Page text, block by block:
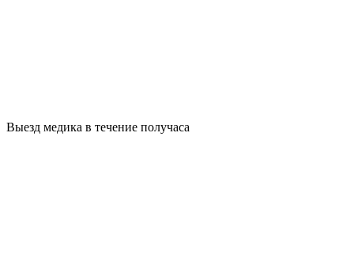
Выезд медика в течение получаса